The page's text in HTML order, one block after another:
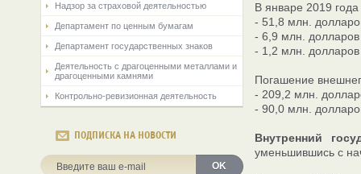
Надзор за страховой деятельностью
Департамент по ценным бумагам
Департамент государственных знаков
Деятельность с драгоценными металлами и
драгоценными камнями
Контрольно-ревизионная деятельность
ПОДПИСКА НА НОВОСТИ
OK
В январе 2019
- 51,8 млн.
- 6,9 млн.
- 1,2 млн.
Погашение
- 209,2 млн.
- 90,0 млн.
Внутренний
уменьшившись с